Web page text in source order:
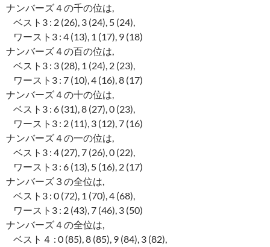
ナンバーズ４の千の位は,
ベスト3 : 2 (26), 3 (24), 5 (24),
ワースト3 : 4 (13), 1 (17), 9 (18)
ナンバーズ４の百の位は,
ベスト3 : 3 (28), 1 (24), 2 (23),
ワースト3 : 7 (10), 4 (16), 8 (17)
ナンバーズ４の十の位は,
ベスト3 : 6 (31), 8 (27), 0 (23),
ワースト3 : 2 (11), 3 (12), 7 (16)
ナンバーズ４の一の位は,
ベスト3 : 4 (27), 7 (26), 0 (22),
ワースト3 : 6 (13), 5 (16), 2 (17)
ナンバーズ３の全位は,
ベスト3 : 0 (72), 1 (70), 4 (68),
ワースト3 : 2 (43), 7 (46), 3 (50)
ナンバーズ４の全位は,
ベスト４ : 0 (85), 8 (85), 9 (84), 3 (82),